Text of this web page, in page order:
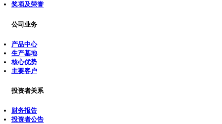
奖项及荣誉
公司业务
产品中心
生产基地
核心优势
主要客户
投资者关系
财务报告
投资者公告